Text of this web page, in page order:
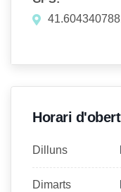
Horari
Dilluns
Dimarts